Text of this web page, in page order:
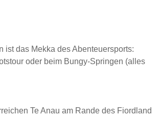
ist das Mekka des Abenteuersports:
oder beim Bungy-Springen (alles
Te Anau am Rande des Fiordland